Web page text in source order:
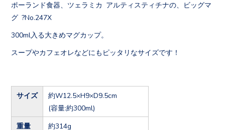
ポーランド食器、ツェラミカ アルティスティチナの、ビッグマ
グ ?No.247X
300ml入る大きめマグカップ。
スープやカフェオレなどにもピッタリなサイズです！
サイズ
約W12.5×H9×D9.5cm
(容量:約300ml)
重量 約314g